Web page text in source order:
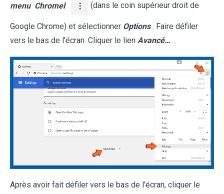
menu Chromel (dans le coin supérieur droit de
Google Chrome) et sélectionner Options . Faire défiler
vers le bas de l'écran. Cliquer le lien Avancé… .
Après avoir fait défiler vers le bas de l'écran, cliquer le